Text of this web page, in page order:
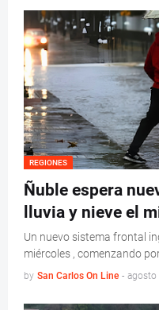
REGIONES
Ñuble espera
lluvia y nieve el
Un nuevo sistema frontal
miércoles , comenzando por
by San Carlos On Line - agosto